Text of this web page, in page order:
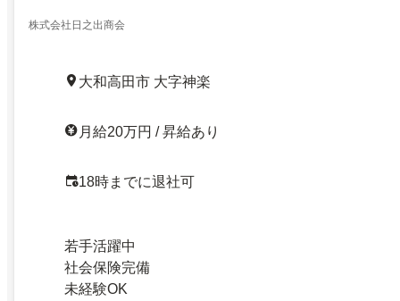
株式会社日之出商会
大和高田市 大字神楽
月給20万円 / 昇給あり
18時までに退社可
若手活躍中
社会保険完備
未経験OK